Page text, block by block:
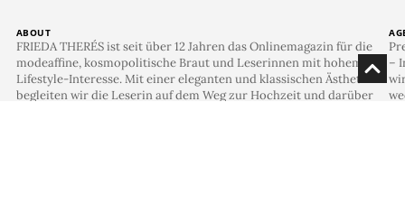
extravagante.
Schaut euch auch die anderen Blumen des Monats an,